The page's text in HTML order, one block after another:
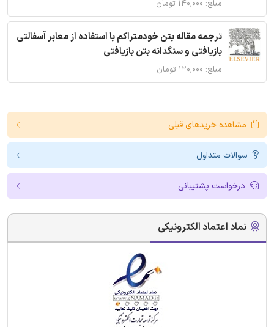
مبلغ: ۱۴۰,۰۰۰ تومان
ترجمه مقاله بتن خودمتراکم با استفاده از معابر آسفالتی
بازیافتی و سنگدانه بتن بازیافتی
مبلغ: ۱۲۰,۰۰۰ تومان
مشاهده خریدهای قبلی
سوالات متداول
درخواست پشتیبانی
نماد اعتماد الکترونیکی